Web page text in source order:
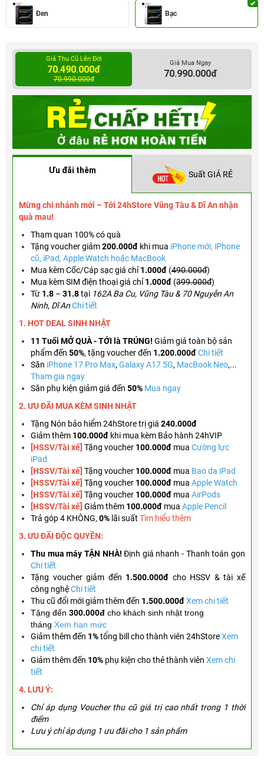
Đen Bạc
Giá Thu Cũ Lên Đời
70.490.000đ
70.990.000đ
Giá Mua Ngay
70.990.000đ
Ưu đãi thêm Suất GIÁ RẺ
Mừng chi nhánh mới – Tới 24hStore Vũng Tàu & Dĩ An nhận
quà mau!
Tham quan 100% có quà
Tặng vouchergiảm200.000đ khi mua iPhone mới, iPhone
cũ, iPad, Apple Watch hoặc MacBook
Mua kèm Cốc/Cáp sạc giá chỉ1.000đ (490.000đ)
Mua kèm SIM điện thoại giá chỉ1.000đ (399.000đ)
Từ 1.8 – 31.8tại 162A Ba Cu, Vũng Tàu & 70 Nguyễn An
Ninh, Dĩ AnChi tiết
1. HOT DEAL SINH NHẬT
11 Tuổi MỞ QUÀ - TỚI là TRÚNG! Giảm giá toàn bộ sản
phẩm đến 50%, tặng voucher đến 1.200.000đChi tiết
Săn iPhone 17 Pro Max, Galaxy A17 5G, MacBook Neo,...
Tham gia ngay
Săn phụ kiện giảm giá đến 50% Mua ngay
2. ƯU ĐÃI MUA KÈMSINH NHẬT
Tặng Nón bảo hiểm 24hStore trị giá 240.000đ
Giảm thêm 100.000đ khi mua kèm Bảo hành 24hVIP
[HSSV/Tài xế] Tặng voucher 100.000đ mua Cường lực
iPad
[HSSV/Tài xế] Tặng voucher 100.000đ mua Bao da iPad
[HSSV/Tài xế] Tặng voucher 100.000đ mua Apple Watch
[HSSV/Tài xế] Tặng voucher 100.000đ mua AirPods
[HSSV/Tài xế] Giảm thêm 100.000đ mua Apple Pencil
Trả góp 4 KHÔNG, 0% lãi suất Tìm hiểu thêm
3. ƯU ĐÃI ĐỘC QUYỀN:
Thu mua máy TẬN NHÀ!Định giá nhanh - Thanh toán gọn
Chi tiết
Tặng voucher giảm đến 1.500.000đ cho HSSV & tài xế
công nghệChi tiết
Thu cũ đổi mới giảm thêm đến 1.500.000đXem chi tiết
Tặng đến 300.000đ cho khách sinh nhật trong
tháng Xem hạn mức
Giảm thêm đến 1%tổng bill cho thành viên 24hStoreXem
chi tiết
Giảm thêm đến 10% phụ kiện cho thẻ thành viên Xem chi
tiết
4. LƯU Ý:
Chỉ áp dụng Voucher thu cũ giá trị cao nhất trong 1 thời
điểm
Lưu ý chỉ áp dụng 1 ưu đãi cho 1 sản phẩm